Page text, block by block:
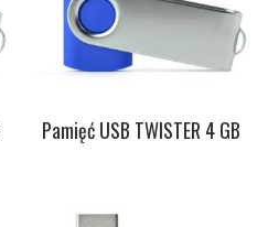
Pamięć USB TWISTER 4 GB